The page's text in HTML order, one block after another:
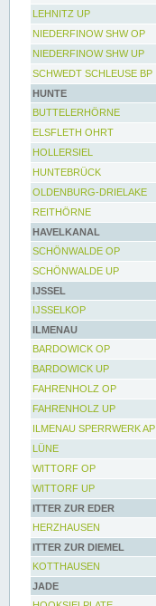
LEHNITZ UP
NIEDERFINOW SHW OP
NIEDERFINOW SHW UP
SCHWEDT SCHLEUSE BP
HUNTE
BUTTELERHÖRNE
ELSFLETH OHRT
HOLLERSIEL
HUNTEBRÜCK
OLDENBURG-DRIELAKE
REITHÖRNE
HAVELKANAL
SCHÖNWALDE OP
SCHÖNWALDE UP
IJSSEL
IJSSELKOP
ILMENAU
BARDOWICK OP
BARDOWICK UP
FAHRENHOLZ OP
FAHRENHOLZ UP
ILMENAU SPERRWERK AP
LÜNE
WITTORF OP
WITTORF UP
ITTER ZUR EDER
HERZHAUSEN
ITTER ZUR DIEMEL
KOTTHAUSEN
JADE